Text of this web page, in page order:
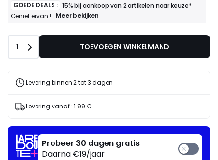
GOEDE DEALS : 15% bij aankoop van 2 artikelen naar keuze*
Geniet ervan !
GOEDE
artikelen
Geniet
Meer bekijken
Aantal
1 TOEVOEGEN WINKELMAND
Levering binnen 2 tot 3 dagen
Levering vanaf : 1.99 €
Probeer 30 dagen gratis
Daarna €19/jaar